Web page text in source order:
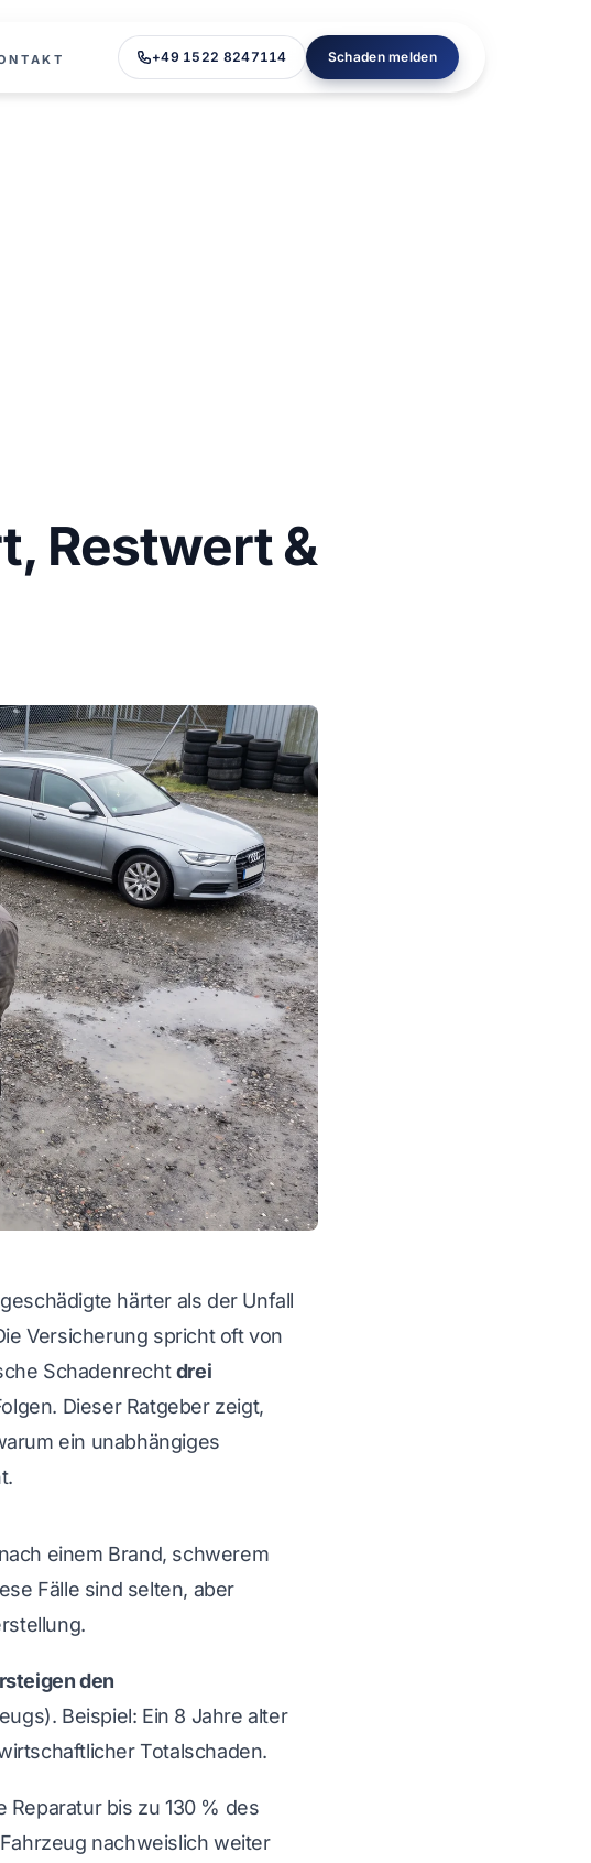
+49 1522 8247114 Schaden melden
Restwert &
härter als der Unfall
Versicherung spricht oft von
Schadenrechtdrei
Dieser Ratgeber zeigt,
ein unabhängiges
einem Brand, schwerem
Fälle sind selten, aber
den
Beispiel: Ein 8 Jahre alter
Totalschaden.
Reparatur bis zu 130 % des
nachweislich weiter